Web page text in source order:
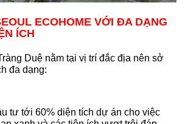
ECOHOME VỚI ĐA DẠNG
ÍCH
Duệ nằm tại vị trí đắc địa nên sở
đa dạng:
tư tới 60% diện tích dự án cho việc